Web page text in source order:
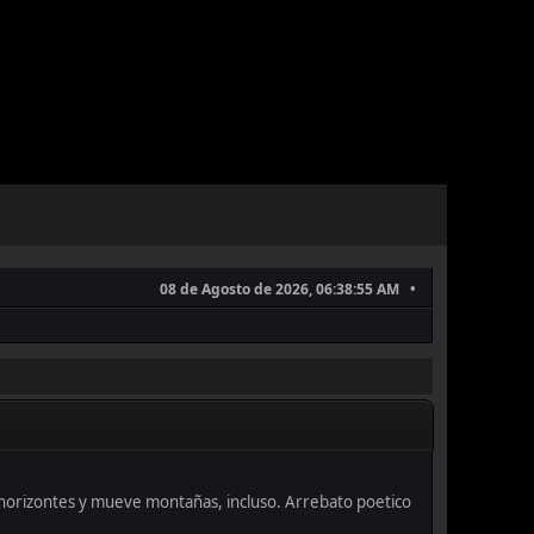
08 de Agosto de 2026, 06:38:55 AM
y mueve montañas, incluso. Arrebato poetico